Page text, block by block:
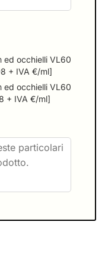
ed occhielli VL60
+ IVA €/ml]
ed occhielli VL60
+ IVA €/ml]
quantità